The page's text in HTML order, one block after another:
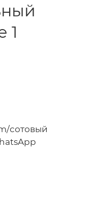
1
сотовый